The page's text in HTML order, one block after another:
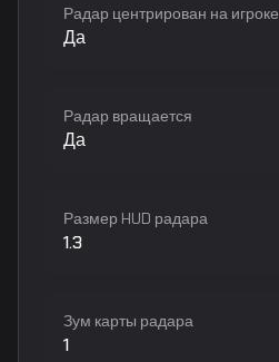
Радар центрирован на игроке
Да
Радар вращается
Да
Размер HUD радара
1.3
Зум карты радара
1